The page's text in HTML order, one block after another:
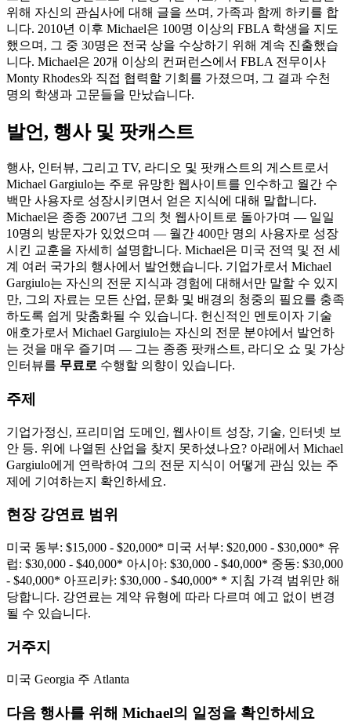
위해 자신의 관심사에 대해 글을 쓰며, 가족과 함께 하키를 합
니다. 2010년 이후 Michael은 100명 이상의 FBLA 학생을 지도
했으며, 그 중 30명은 전국 상을 수상하기 위해 계속 진출했습
니다. Michael은 20개 이상의 컨퍼런스에서 FBLA 전무이사
Monty Rhodes와 직접 협력할 기회를 가졌으며, 그 결과 수천
명의 학생과 고문들을 만났습니다.
발언, 행사 및 팟캐스트
행사, 인터뷰, 그리고 TV, 라디오 및 팟캐스트의 게스트로서
Michael Gargiulo는 주로 유망한 웹사이트를 인수하고 월간 수
백만 사용자로 성장시키면서 얻은 지식에 대해 말합니다.
Michael은 종종 2007년 그의 첫 웹사이트로 돌아가며 — 일일
10명의 방문자가 있었으며 — 월간 400만 명의 사용자로 성장
시킨 교훈을 자세히 설명합니다. Michael은 미국 전역 및 전 세
계 여러 국가의 행사에서 발언했습니다. 기업가로서 Michael
Gargiulo는 자신의 전문 지식과 경험에 대해서만 말할 수 있지
만, 그의 자료는 모든 산업, 문화 및 배경의 청중의 필요를 충족
하도록 쉽게 맞춤화될 수 있습니다. 헌신적인 멘토이자 기술
애호가로서 Michael Gargiulo는 자신의 전문 분야에서 발언하
는 것을 매우 즐기며 — 그는 종종 팟캐스트, 라디오 쇼 및 가상
인터뷰를 무료로 수행할 의향이 있습니다.
주제
기업가정신, 프리미엄 도메인, 웹사이트 성장, 기술, 인터넷 보
안 등. 위에 나열된 산업을 찾지 못하셨나요? 아래에서 Michael
Gargiulo에게 연락하여 그의 전문 지식이 어떻게 관심 있는 주
제에 기여하는지 확인하세요.
현장 강연료 범위
미국 동부: $15,000 - $20,000* 미국 서부: $20,000 - $30,000* 유
럽: $30,000 - $40,000* 아시아: $30,000 - $40,000* 중동: $30,000
- $40,000* 아프리카: $30,000 - $40,000* * 지침 가격 범위만 해
당합니다. 강연료는 계약 유형에 따라 다르며 예고 없이 변경
될 수 있습니다.
거주지
미국 Georgia 주 Atlanta
다음 행사를 위해 Michael의 일정을 확인하세요